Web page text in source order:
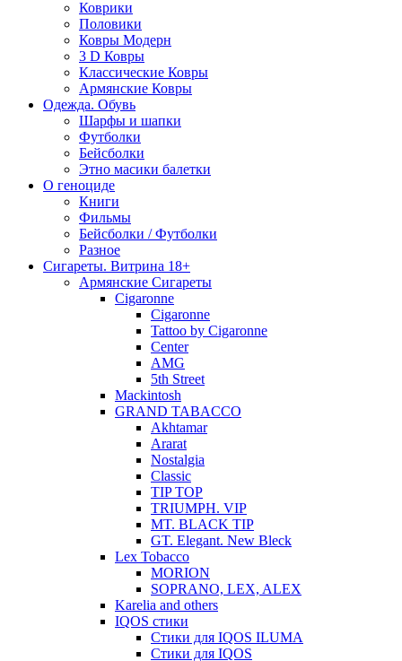
Коврики
Половики
Ковры Модерн
3 D Ковры
Классические Ковры
Армянские Ковры
Одежда. Обувь
Шарфы и шапки
Футболки
Бейсболки
Этно масики балетки
О геноциде
Книги
Фильмы
Бейсболки / Футболки
Разное
Сигареты. Витрина 18+
Армянские Сигареты
Cigaronne
Cigaronne
Tattoo by Cigaronne
Center
AMG
5th Street
Mackintosh
GRAND TABACCO
Akhtamar
Ararat
Nostalgia
Classic
TIP TOP
TRIUMPH. VIP
MT. BLACK TIP
GT. Elegant. New Bleck
Lex Tobacco
MORION
SOPRANO, LEX, ALEX
Karelia and others
IQOS стики
Стики для IQOS ILUMA
Стики для IQOS